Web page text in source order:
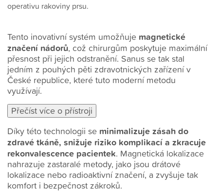
operativu rakoviny prsu.
Tento inovativní systém umožňuje magnetické
značení nádorů, což chirurgům poskytuje maximální
přesnost při jejich odstranění. Sanus se tak stal
jedním z pouhých pěti zdravotnických zařízení v
České republice, které tuto moderní metodu
využívají.
Díky této technologii se minimalizuje zásah do
zdravé tkáně, snižuje riziko komplikací a zkracuje
rekonvalescence pacientek. Magnetická lokalizace
nahrazuje zastaralé metody, jako jsou drátové
lokalizace nebo radioaktivní značení, a zvyšuje tak
komfort i bezpečnost zákroků.